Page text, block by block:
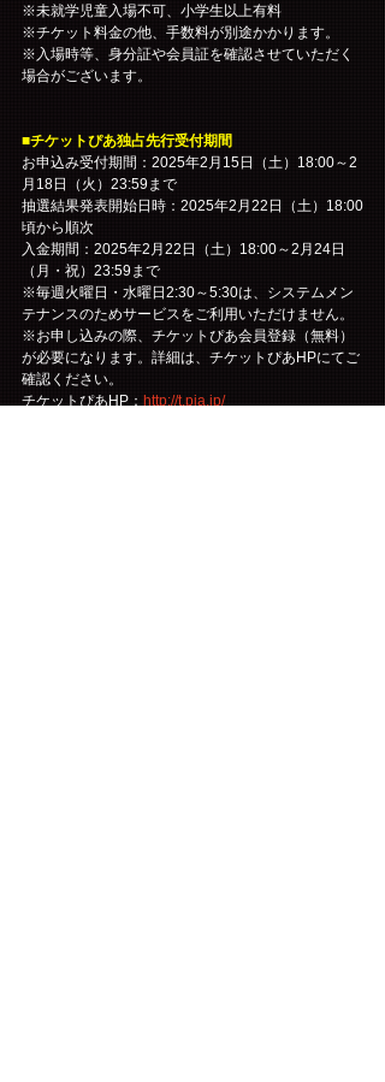
※未就学児童入場不可、小学生以上有料
※チケット料金の他、手数料が別途かかります。
※入場時等、身分証や会員証を確認させていただく
場合がございます。
■チケットぴあ独占先行受付期間
お申込み受付期間：2025年2月15日（土）18:00～2
月18日（火）23:59まで
抽選結果発表開始日時：2025年2月22日（土）18:00
頃から順次
入金期間：2025年2月22日（土）18:00～2月24日
（月・祝）23:59まで
※毎週火曜日・水曜日2:30～5:30は、システムメン
テナンスのためサービスをご利用いただけません。
※お申し込みの際、チケットぴあ会員登録（無料）
が必要になります。詳細は、チケットぴあHPにてご
確認ください。
チケットぴあHP： http://t.pia.jp/